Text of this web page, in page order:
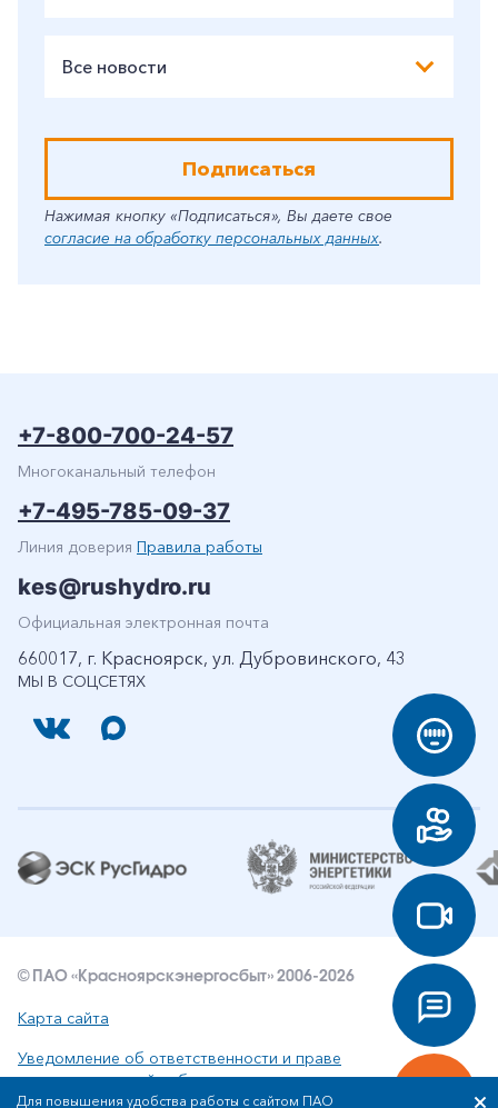
Все новости
Подписаться
Нажимая кнопку «Подписаться», Вы даете свое
согласие на обработку персональных данных.
МЫ В СОЦСЕТЯХ
+7-800-700-24-57
Многоканальный телефон
+7-495-785-09-37
Линия доверия Правила работы
kes@rushydro.ru
Официальная электронная почта
660017, г. Красноярск, ул. Дубровинского, 43
© ПАО «Красноярскэнергосбыт» 2006-2026
Карта сайта
Уведомление об ответственности и праве
интеллектуальной собственности
Для повышения удобства работы с сайтом ПАО